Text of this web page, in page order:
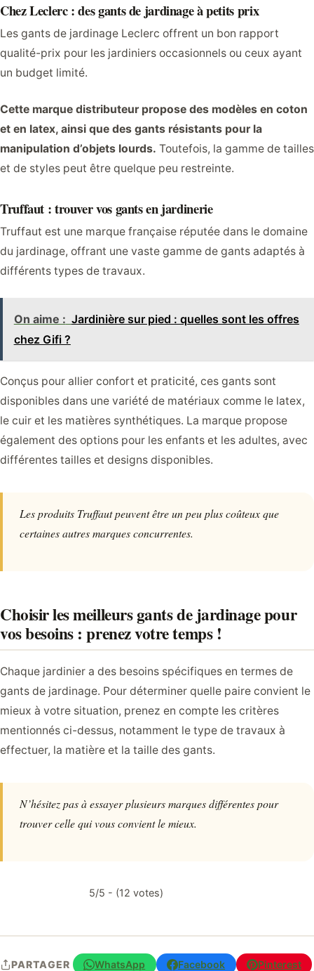
Chez Leclerc : des gants de jardinage à petits prix
Les gants de jardinage Leclerc offrent un bon rapport
qualité-prix pour les jardiniers occasionnels ou ceux ayant
un budget limité.
Cette marque distributeur propose des modèles en coton
et en latex, ainsi que des gants résistants pour la
manipulation d’objets lourds. Toutefois, la gamme de tailles
et de styles peut être quelque peu restreinte.
Truffaut : trouver vos gants en jardinerie
Truffaut est une marque française réputée dans le domaine
du jardinage, offrant une vaste gamme de gants adaptés à
différents types de travaux.
On aime : Jardinière sur pied : quelles sont les offres
chez Gifi ?
Conçus pour allier confort et praticité, ces gants sont
disponibles dans une variété de matériaux comme le latex,
le cuir et les matières synthétiques. La marque propose
également des options pour les enfants et les adultes, avec
différentes tailles et designs disponibles.
Les produits Truffaut peuvent être un peu plus coûteux que
certaines autres marques concurrentes.
Choisir les meilleurs gants de jardinage pour
vos besoins : prenez votre temps !
Chaque jardinier a des besoins spécifiques en termes de
gants de jardinage. Pour déterminer quelle paire convient le
mieux à votre situation, prenez en compte les critères
mentionnés ci-dessus, notamment le type de travaux à
effectuer, la matière et la taille des gants.
N’hésitez pas à essayer plusieurs marques différentes pour
trouver celle qui vous convient le mieux.
5/5 - (12 votes)
PARTAGER WhatsApp Facebook
Pinterest